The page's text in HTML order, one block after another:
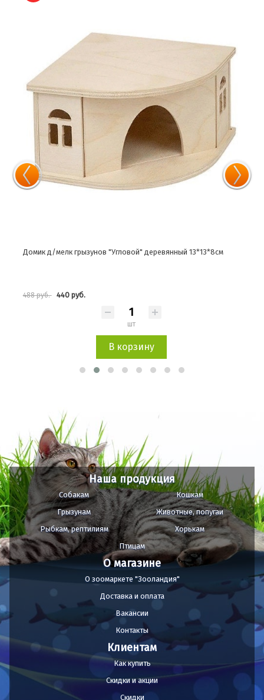
Домик д/мелк грызунов "Угловой" деревянный 13*13*8см
488 руб. 440 руб.
шт
В корзину
Наша продукция
Собакам
Кошкам
Грызунам
Животные, попугаи
Рыбкам, рептилиям
Хорькам
Птицам
О магазине
О зоомаркете "Зооландия"
Доставка и оплата
Вакансии
Контакты
Клиентам
Как купить
Скидки и акции
Скидки